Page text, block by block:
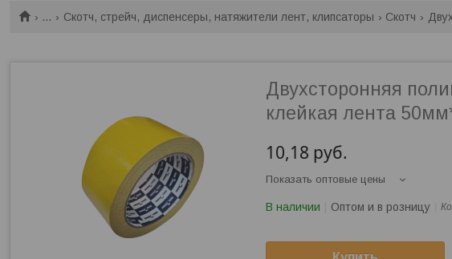
... Скотч, стрейч, диспенсеры, натяжители лент, клипсаторы Скотч
Двухсторонняя
клейкая лента
10,18 руб.
Показать оптовые цены
В наличии Оптом и в розницу